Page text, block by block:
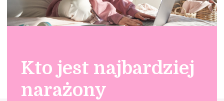
Kto jest najbardziej
narażony